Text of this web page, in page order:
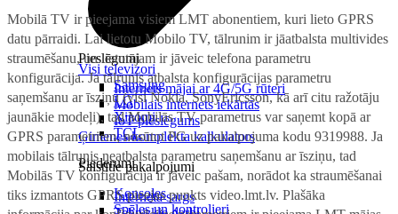
Pieslēgumi
Internets mājai ar 4G/5G rūteri
Mobilais internets iekārtās
IoT pieslēgums
Ģimenes komplekta kalkulators
Saistītie pakalpojumi
Interneta sargs
Visi televizori
Samsung
LG
Xiaomi
TCL
Piederumi
Konsoles
Spēles un kontrolieri
Mobilā TV ir pieejama visiem LMT abonentiem, kuri lieto GPRS
datu pārraidi. Lai lietotu Mobilo TV, tālrunim ir jāatbalsta multivides
straumēšanu, un lietotājam ir jāveic telefona parametru
konfigurācija. Ja tālrunis atbalsta konfigurācijas parametru
saņemšanu ar īsziņu (visi Nokia, SonyEricsson, kā arī citu ražotāju
jaunākie modeļi), tad Mobilās TV parametrus var saņemt kopā ar
GPRS parametriem, nosūtot PG uz pakalpojuma kodu 9319988. Ja
mobilais tālrunis neatbalsta parametru saņemšanu ar īsziņu, tad
Mobilās TV konfigurācija ir jāveic pašam, norādot ka straumēšanai
tiks izmantots GPRS pieejas punkts video.lmt.lv. Plašāka